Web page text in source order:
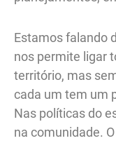
Estamos falando
nos permite ligar
território, mas
cada um tem um
Nas políticas do
na comunidade.